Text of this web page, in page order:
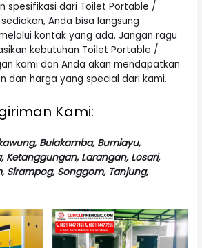
spesifikasi dari Toilet Portable /
Anda bisa langsung
kontak yang ada. Jangan ragu
kebutuhan ToiletPortable /
kami dan Anda akan mendapatkan
dan harga yang special dari kami.
Kami:
Bulakamba, Bumiayu,
Ketanggungan, Larangan, Losari,
Sirampog, Songgom, Tanjung,